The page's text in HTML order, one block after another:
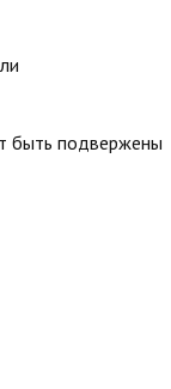
быть подвержены